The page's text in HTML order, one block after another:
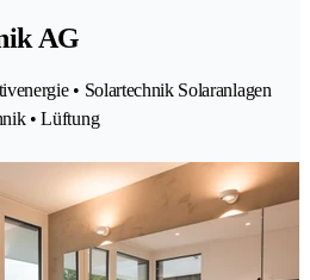
AG
• Solartechnik Solaranlagen
• Lüftung